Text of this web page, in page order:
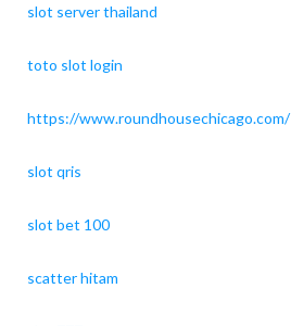
slot server thailand
toto slot login
https://www.roundhousechicago.com/
slot qris
slot bet 100
scatter hitam